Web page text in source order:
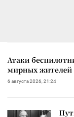
Атаки
мирных жителей
6 августа 2026, 21:24